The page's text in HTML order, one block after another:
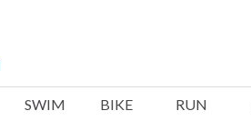
SWIM BIKE RUN